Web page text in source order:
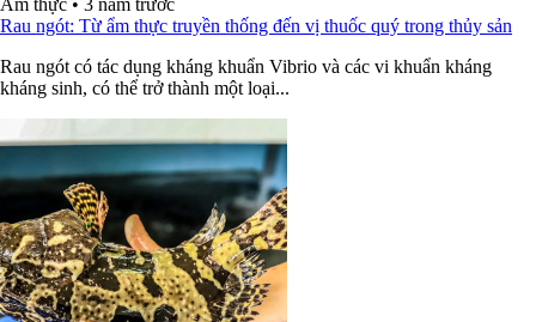
Rau ngót: Từ ẩm thực truyền thống đến vị thuốc quý trong thủy sản
Rau ngót có tác dụng kháng khuẩn Vibrio và các vi khuẩn kháng
kháng sinh, có thể trở thành một loại...